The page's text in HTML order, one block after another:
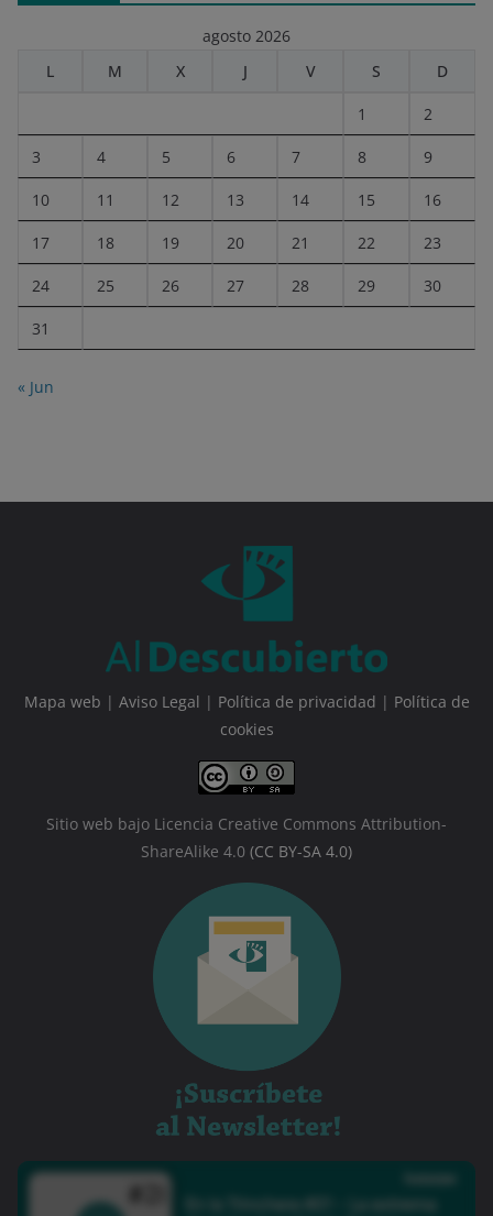
agosto 2026
L
M X J V S D
1 2
3 4 5 6 7 8 9
10 11 12 13 14 15 16
17 18 19 20 21 22 23
24 25 26 27 28 29 30
31
« Jun
Mapa web | Aviso Legal | Política de privacidad | Política de
cookies
Sitio web bajo Licencia Creative Commons Attribution-
ShareAlike 4.0 (CC BY-SA 4.0)